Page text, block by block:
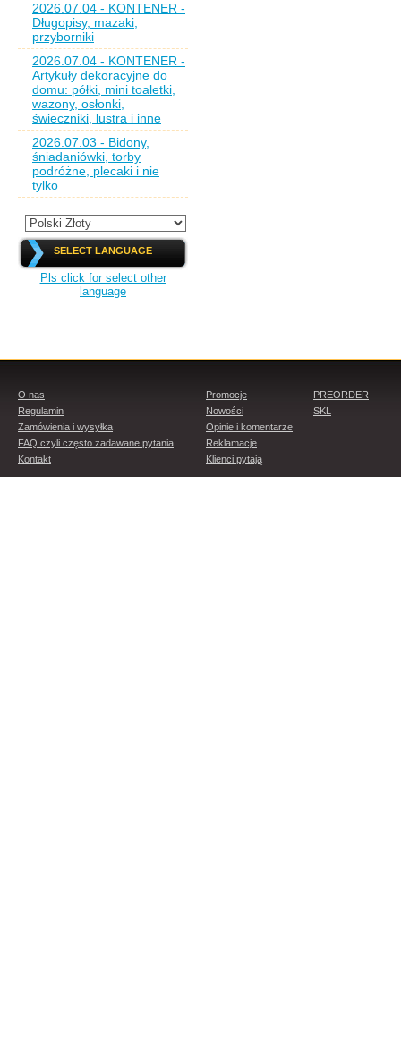
2026.07.04 - KONTENER -
Długopisy, mazaki,
przyborniki
2026.07.04 - KONTENER -
Artykuły dekoracyjne do
domu: półki, mini toaletki,
wazony, osłonki,
świeczniki, lustra i inne
2026.07.03 - Bidony,
śniadaniówki, torby
podróżne, plecaki i nie
tylko
SELECT LANGUAGE
Pls click for select other
language
O nas
Regulamin
Zamówienia i wysyłka
FAQ czyli często zadawane pytania
Kontakt
Promocje
Nowości
Opinie i komentarze
Reklamacje
Klienci pytają
PREORDER
SKL